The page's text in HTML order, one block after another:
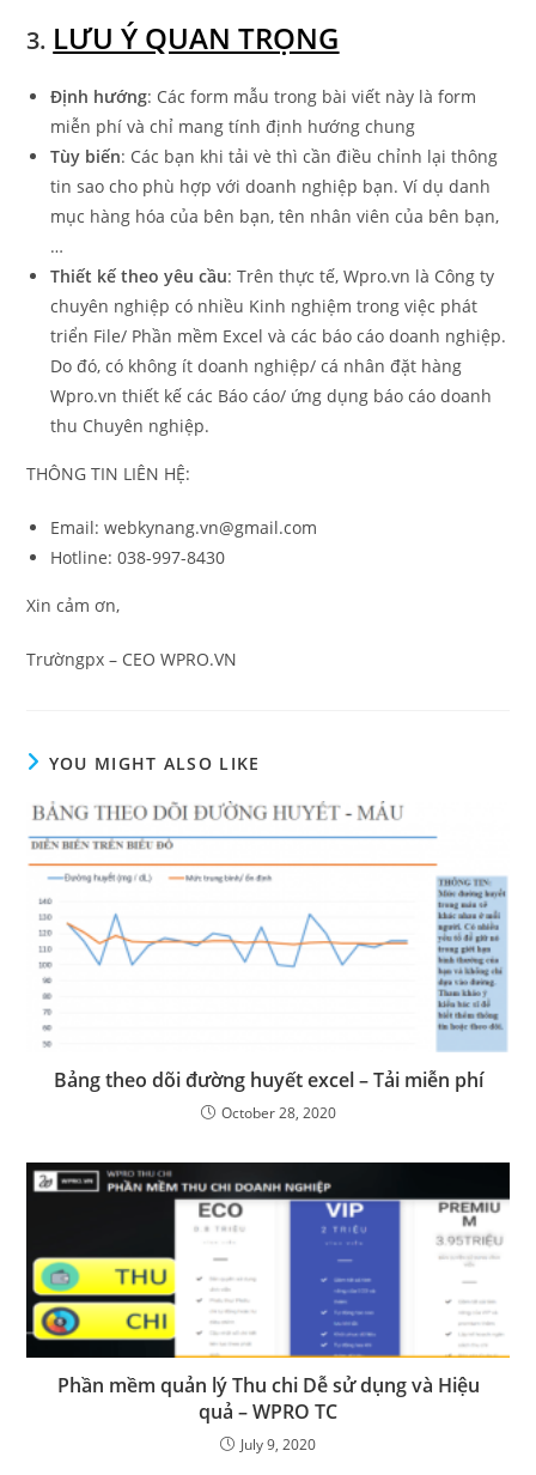
3. LƯU Ý QUAN TRỌNG
Định hướng: Các form mẫu trong bài viết này là form
miễn phí và chỉ mang tính định hướng chung
Tùy biến: Các bạn khi tải vè thì cần điều chỉnh lại thông
tin sao cho phù hợp với doanh nghiệp bạn. Ví dụ danh
mục hàng hóa của bên bạn, tên nhân viên của bên bạn,
…
Thiết kế theo yêu cầu: Trên thực tế, Wpro.vn là Công ty
chuyên nghiệp có nhiều Kinh nghiệm trong việc phát
triển File/ Phần mềm Excel và các báo cáo doanh nghiệp.
Do đó, có không ít doanh nghiệp/ cá nhân đặt hàng
Wpro.vn thiết kế các Báo cáo/ ứng dụng báo cáo doanh
thu Chuyên nghiệp.
THÔNG TIN LIÊN HỆ:
Email: webkynang.vn@gmail.com
Hotline: 038-997-8430
Xin cảm ơn,
Trườngpx – CEO WPRO.VN
YOU MIGHT ALSO LIKE
Bảng theo dõi đường huyết excel – Tải miễn phí
October 28, 2020
Phần mềm quản lý Thu chi Dễ sử dụng và Hiệu
quả – WPRO TC
July 9, 2020